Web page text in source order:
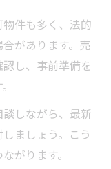
件も多く、法的
があります。売
し、事前準備を
しながら、最新
ましょう。こう
がります。